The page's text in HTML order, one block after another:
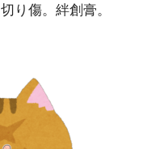
り傷。絆創膏。